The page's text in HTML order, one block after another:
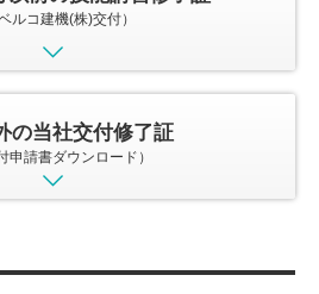
ベルコ建機(株)交付）
の当社交付修了証
申請書ダウンロード）